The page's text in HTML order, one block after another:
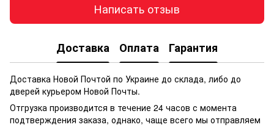
Написать отзыв
Доставка Оплата Гарантия
Доставка Новой Почтой по Украине до склада, либо до
дверей курьером Новой Почты.
Отгрузка производится в течение 24 часов с момента
подтверждения заказа, однако, чаще всего мы отправляем